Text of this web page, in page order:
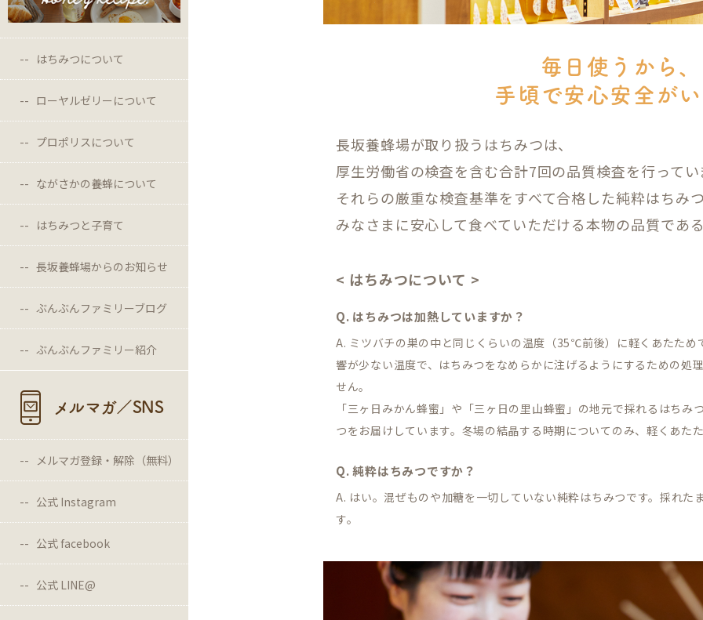
はちみつについて
ローヤルゼリーについて
プロポリスについて
ながさかの養蜂について
はちみつと子育て
長坂養蜂場からのお知らせ
ぶんぶんファミリーブログ
ぶんぶんファミリー紹介
メルマガ／SNS
メルマガ登録・解除（無料）
公式 Instagram
公式 facebook
公式 LINE@
毎日使うから、
手頃で安心安全が
長坂養蜂場が取り扱うはちみつは、
厚生労働省の検査を含む合計7回の品質検査を行ってい
それらの厳重な検査基準をすべて合格した純粋はちみ
みなさまに安心して食べていただける本物の品質であ
< はちみつについて >
Q. はちみつは加熱していますか？
A. ミツバチの巣の中と同じくらいの温度（35℃前後）に軽くあたため
響が少ない温度で、はちみつをなめらかに注げるようにするための処
せん。
「三ヶ日みかん蜂蜜」や「三ヶ日の里山蜂蜜」の地元で採れるはち
つをお届けしています。冬場の結晶する時期についてのみ、軽くあた
Q. 純粋はちみつですか？
A. はい。混ぜものや加糖を一切していない純粋はちみつです。採れた
す。